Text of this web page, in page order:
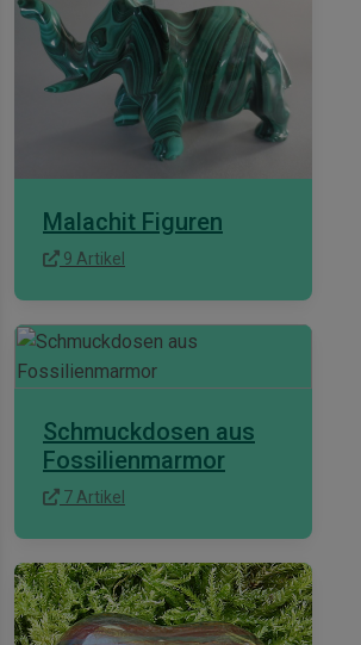
Malachit Figuren
9 Artikel
Schmuckdosen aus
Fossilienmarmor
7 Artikel